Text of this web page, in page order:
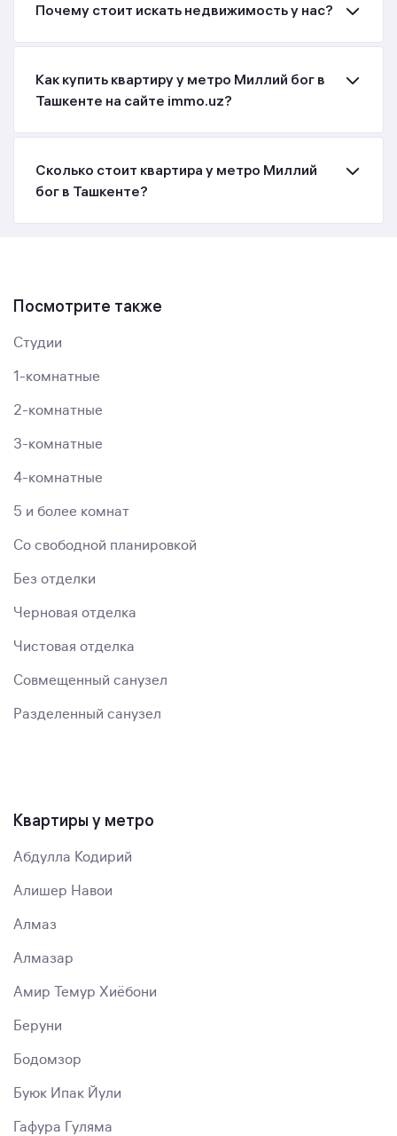
Почему стоит искать недвижимость у нас?
Как купить квартиру у метро Миллий бог в
Ташкенте на сайте immo.uz?
Сколько стоит квартира у метро Миллий
бог в Ташкенте?
Посмотрите также
Студии
1-комнатные
2-комнатные
3-комнатные
4-комнатные
5 и более комнат
Со свободной планировкой
Без отделки
Черновая отделка
Чистовая отделка
Совмещенный санузел
Разделенный санузел
Квартиры у метро
Абдулла Кодирий
Алишер Навои
Алмаз
Алмазар
Амир Темур Хиёбони
Беруни
Бодомзор
Буюк Ипак Йули
Гафура Гуляма